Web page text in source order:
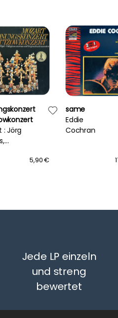
: Jörg
5,90 €
same
Eddie
Cochran
Jede LP einzeln
und streng
bewertet